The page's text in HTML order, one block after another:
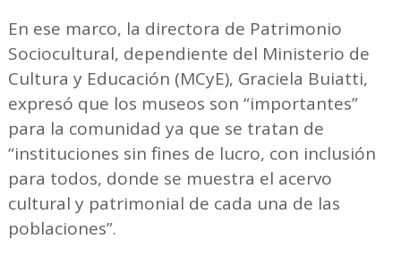
En ese marco, la directora de Patrimonio
Sociocultural, dependiente del Ministerio de
Cultura y Educación (MCyE), Graciela Buiatti,
expresó que los museos son “importantes”
para la comunidad ya que se tratan de
“instituciones sin fines de lucro, con inclusión
para todos, donde se muestra el acervo
cultural y patrimonial de cada una de las
poblaciones”.